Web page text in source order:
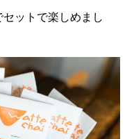
ットで楽しめまし